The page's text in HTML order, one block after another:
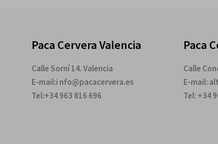
Paca Cervera Valencia
Calle Sorní 14. Valencia
E-mail:i nfo@pacacervera.es
Tel:+34 963 816 696
Paca
Calle
E-mail:
Tel: +34